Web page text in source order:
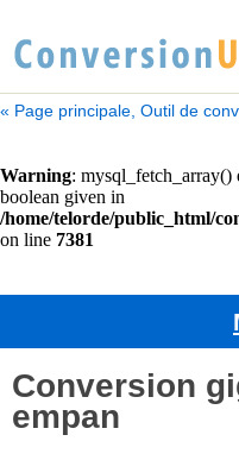
« Page principale, Outil de
Conversion
empan